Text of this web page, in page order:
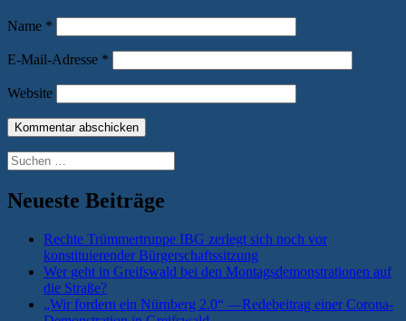
Name *
E-Mail-Adresse *
Website
Suchen
nach:
Neueste Beiträge
Rechte Trümmertruppe IBG zerlegt sich noch vor
konstituierender Bürgerschaftssitzung
Wer geht in Greifswald bei den Montagsdemonstrationen auf
die Straße?
„Wir fordern ein Nürnberg 2.0“ —Redebeitrag einer Corona-